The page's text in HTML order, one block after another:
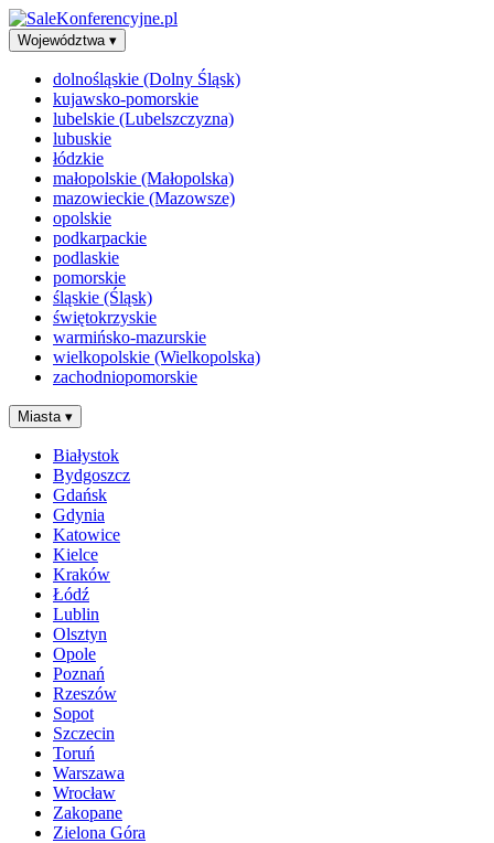
Województwa ▾
dolnośląskie (Dolny Śląsk)
kujawsko-pomorskie
lubelskie (Lubelszczyzna)
lubuskie
łódzkie
małopolskie (Małopolska)
mazowieckie (Mazowsze)
opolskie
podkarpackie
podlaskie
pomorskie
śląskie (Śląsk)
świętokrzyskie
warmińsko-mazurskie
wielkopolskie (Wielkopolska)
zachodniopomorskie
Miasta ▾
Białystok
Bydgoszcz
Gdańsk
Gdynia
Katowice
Kielce
Kraków
Łódź
Lublin
Olsztyn
Opole
Poznań
Rzeszów
Sopot
Szczecin
Toruń
Warszawa
Wrocław
Zakopane
Zielona Góra